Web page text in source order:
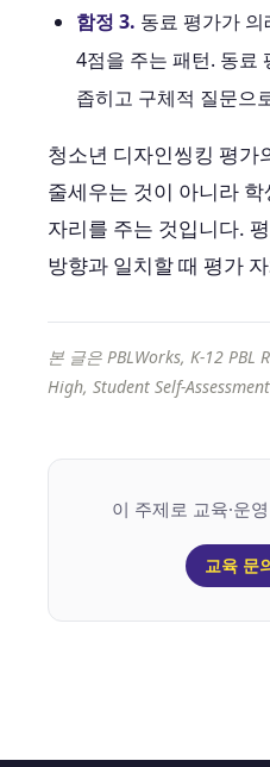
함정 3. 동료 평가가
4점을 주는 패턴. 동료
좁히고 구체적 질문으
청소년 디자인씽킹 평가
줄세우는 것이 아니라
자리를 주는 것입니다.
방향과 일치할 때 평가
본 글은 PBLWorks, K-12 PBL
High, Student Self-
이 주제로 교육·운
교육 문